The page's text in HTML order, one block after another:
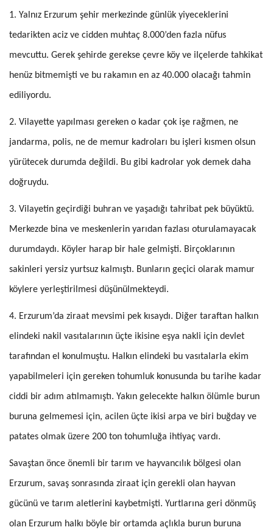
1. Yalnız Erzurum şehir merkezinde günlük yiyeceklerini
tedarikten aciz ve cidden muhtaç 8.000’den fazla nüfus
mevcuttu. Gerek şehirde gerek­se çevre köy ve ilçelerde tahkikat
henüz bitmemişti ve bu rakamın en az 40.000 olacağı tahmin
ediliyordu.
2. Vilayette yapılması gereken o kadar çok işe rağmen, ne
jandarma, polis, ne de memur kadroları bu işleri kısmen olsun
yürütecek durum­da değildi. Bu gibi kadrolar yok demek daha
doğruydu.
3. Vilayetin geçirdiği buhran ve yaşadığı tahribat pek büyüktü.
Merkezde bina ve meskenlerin yarıdan fazlası oturulamayacak
durumdaydı. Köyler harap bir hale gelmişti. Birçoklarının
sakinleri yersiz yurtsuz kalmıştı. Bunların geçici olarak mamur
köylere yerleştirilmesi düşünülmekteydi.
4. Erzurum’da ziraat mevsimi pek kısaydı. Diğer taraftan halkın
elindeki nakil vasıtalarının üçte ikisine eşya nakli için devlet
tarafından el konul­muştu. Halkın elindeki bu vasıtalarla ekim
yapabilmeleri için gereken to­humluk konusunda bu tarihe kadar
ciddi bir adım atılmamıştı. Yakın ge­lecekte halkın ölümle burun
buruna gelmemesi için, acilen üçte ikisi arpa ve biri buğday ve
patates olmak üzere 200 ton tohumluğa ihtiyaç vardı.
Savaştan önce önemli bir tarım ve hayvancılık bölgesi olan
Erzurum, savaş sonrasında ziraat için gerekli olan hayvan
gücünü ve tarım alet­lerini kaybetmişti. Yurtlarına geri dönmüş
olan Erzurum halkı böyle bir ortamda açlıkla burun buruna